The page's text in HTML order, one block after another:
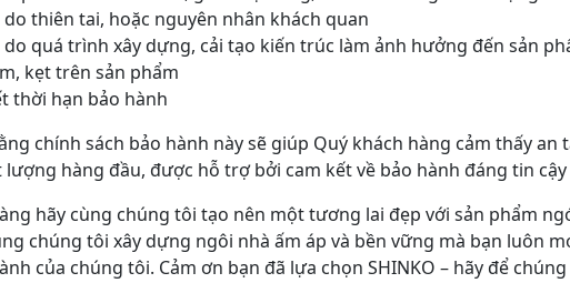
thiên tai, hoặc nguyên nhân khách quan
do quá trình xây dựng, cải tạo kiến trúc làm ảnh hưởng đến sản
kẹt trên sản phẩm
thời hạn bảo hành
chính sách bảo hành này sẽ giúp Quý khách hàng cảm thấy
lượng hàng đầu, được hỗ trợ bởi cam kết về bảo hành đáng tin
hãy cùng chúng tôi tạo nên một tương lai đẹp với sản phẩm
chúng tôi xây dựng ngôi nhà ấm áp và bền vững mà bạn luôn
của chúng tôi. Cảm ơn bạn đã lựa chọn SHINKO – hãy để